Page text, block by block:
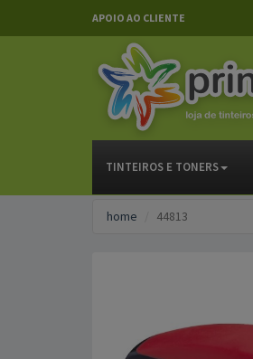
APOIO AO CLIENTE
TINTEIROS E TONERS
home 44813